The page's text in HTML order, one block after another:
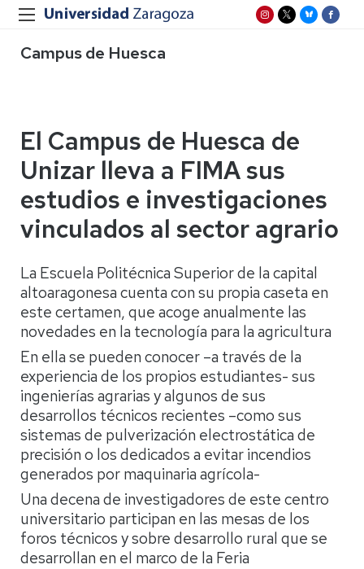
Campus de Huesca
El Campus de Huesca de
Unizar lleva a FIMA sus
estudios e investigaciones
vinculados al sector agrario
La Escuela Politécnica Superior de la capital
altoaragonesa cuenta con su propia caseta en
este certamen, que acoge anualmente las
novedades en la tecnología para la agricultura
En ella se pueden conocer –a través de la
experiencia de los propios estudiantes- sus
ingenierías agrarias y algunos de sus
desarrollos técnicos recientes –como sus
sistemas de pulverización electrostática de
precisión o los dedicados a evitar incendios
generados por maquinaria agrícola-
Una decena de investigadores de este centro
universitario participan en las mesas de los
foros técnicos y sobre desarrollo rural que se
desarrollan en el marco de la Feria